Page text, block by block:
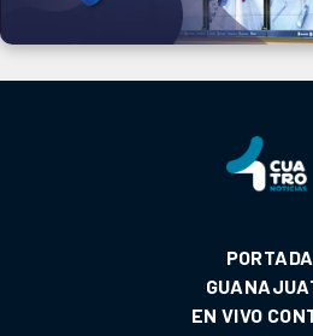
PORTADA
EN VIVO